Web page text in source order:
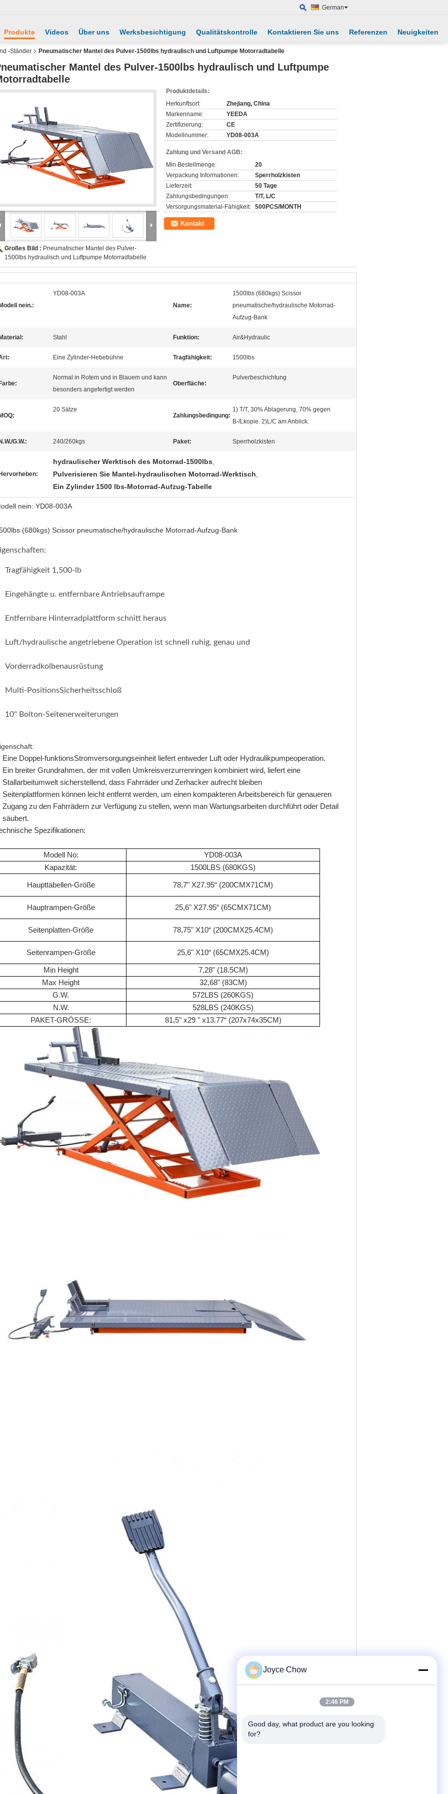
German
Produkte Videos Über uns Werksbesichtigung Qualitätskontrolle Kontaktieren Sie uns Referenzen Neuigkeiten
-Ständer Pneumatischer Mantel des Pulver-1500lbs hydraulisch und Luftpumpe Motorradtabelle
Mantel des Pulver-1500lbs hydraulisch und Luftpumpe
Großes Bild : Pneumatischer Mantel des Pulver-
1500lbs hydraulisch und Luftpumpe Motorradtabelle
Produktdetails:
Herkunftsort:
Zhejiang, China
Markenname:
YEEDA
Zertifizierung:
CE
Modellnummer:
YD08-003A
Zahlung und Versand AGB:
Min Bestellmenge:
20
Verpackung Informationen:
Sperrholzkisten
Lieferzeit:
50 Tage
Zahlungsbedingungen:
T/T, L/C
Versorgungsmaterial-Fähigkeit: 500PCS/MONTH
Kontakt
nein.:
YD08-003A
Name:
1500lbs (680kgs) Scissor
pneumatische/hydraulische Motorrad-
Aufzug-Bank
Stahl Funktion: Air&Hydraulic
Eine Zylinder-Hebebühne Tragfähigkeit: 1500lbs
Normal in Rotem und in Blauem und kann
besonders angefertigt werden
Oberfläche:
Pulverbeschichtung
20 Sätze
Zahlungsbedingung:
1) T/T, 30% Ablagerung, 70% gegen
B-/Lkopie. 2)L/C am Anblick.
G.W.: 240/260kgs Paket: Sperrholzkisten
hydraulischer Werktisch des Motorrad-1500lbs,
Pulverisieren Sie Mantel-hydraulischen Motorrad-Werktisch,
Ein Zylinder 1500 lbs-Motorrad-Aufzug-Tabelle
nein: YD08-003A
(680kgs) Scissor pneumatische/hydraulische Motorrad-Aufzug-Bank
Tragfähigkeit 1,500-lb
Eingehängte u. entfernbare Antriebsauframpe
Entfernbare Hinterradplattform schnitt heraus
Luft/hydraulische angetriebene Operation ist schnell ruhig, genau und
Vorderradkolbenausrüstung
Multi-PositionsSicherheitsschloß
10" Bolton-Seitenerweiterungen
Eine Doppel-funktionsStromversorgungseinheit liefert entweder Luft oder Hydraulikpumpeoperation.
Ein breiter Grundrahmen, der mit vollen Umkreisverzurrenringen kombiniert wird, liefert eine
Stallarbeitumwelt sicherstellend, dass Fahrräder und Zerhacker aufrecht bleiben
Seitenplattformen können leicht entfernt werden, um einen kompakteren Arbeitsbereich für genaueren
Zugang zu den Fahrrädern zur Verfügung zu stellen, wenn man Wartungsarbeiten durchführt oder Detail
säubert.
Spezifikationen:
Modell No:
YD08-003A
Kapazität:
1500LBS (680KGS)
Haupttabellen-Größe 78,7" X27.95“ (200CMX71CM)
Hauptrampen-Größe 25,6" X27.95“ (65CMX71CM)
Seitenplatten-Größe 78,75" X10“ (200CMX25.4CM)
Seitenrampen-Größe 25,6" X10“ (65CMX25.4CM)
Min Height
7,28" (18.5CM)
Max Height
32,68" (83CM)
G.W.
572LBS (260KGS)
N.W.
528LBS (240KGS)
PAKET-GRÖSSE:
81,5" x29 " x13.77“ (207x74x35CM)
Joyce Chow
2:46 PM
Good day, what product are you looking
for?